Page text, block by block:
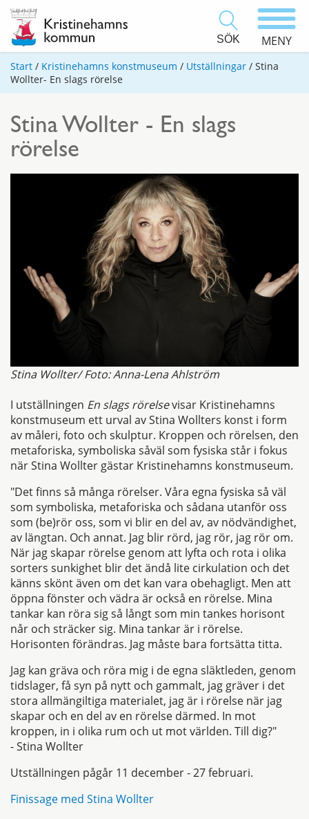
SÖK MENY
Start / Kristinehamns konstmuseum / Utställningar / Stina
Wollter- En slags rörelse
Stina Wollter - En slags
rörelse
Stina Wollter/ Foto: Anna-Lena Ahlström
I utställningen En slags rörelsevisar Kristinehamns
konstmuseum ett urval av Stina Wollters konst i form
av måleri, foto och skulptur. Kroppen och rörelsen, den
metaforiska, symboliska såväl som fysiska står i fokus
när Stina Wollter gästar Kristinehamns konstmuseum.
"Det finns så många rörelser. Våra egna fysiska så väl
som symboliska, metaforiska och sådana utanför oss
som (be)rör oss, som vi blir en del av, av nödvändighet,
av längtan. Och annat. Jag blir rörd, jag rör, jag rör om.
När jag skapar rörelse genom att lyfta och rota i olika
sorters sunkighet blir det ändå lite cirkulation och det
känns skönt även om det kan vara obehagligt. Men att
öppna fönster och vädra är också en rörelse. Mina
tankar kan röra sig så långt som min tankes horisont
når och sträcker sig. Mina tankar är i rörelse.
Horisonten förändras. Jag måste bara fortsätta titta.
Jag kan gräva och röra mig i de egna släktleden, genom
tidslager, få syn på nytt och gammalt, jag gräver i det
stora allmängiltiga materialet, jag är i rörelse när jag
skapar och en del av en rörelse därmed. In mot
kroppen, in i olika rum och ut mot världen. Till dig?"
- Stina Wollter
Utställningen pågår 11 december - 27 februari.
Finissage med Stina Wollter